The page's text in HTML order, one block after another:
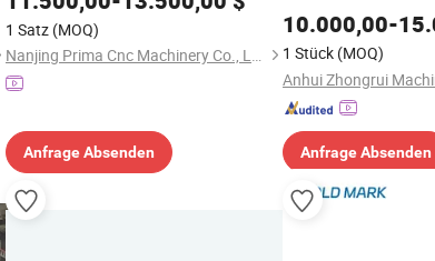
Faserlaser Schneidemaschine für
Metallgravur
1 Satz (MOQ)
Nanjing Prima Cnc Machinery Co., Ltd.
Anfrage Absenden
medizinische
10.000,00-
1 Stück (MOQ)
Anfrage Absenden